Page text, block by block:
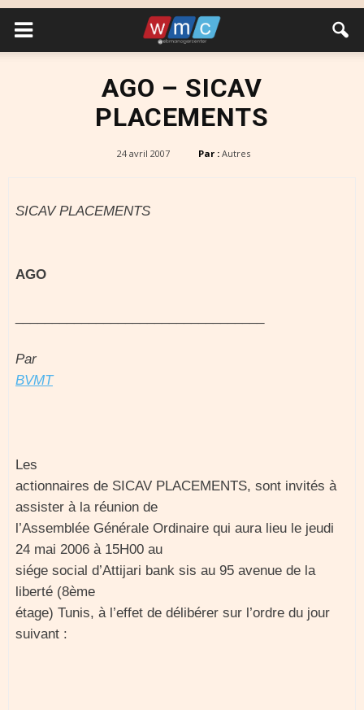
AGO – SICAV
PLACEMENTS
24 avril 2007 Par : Autres
SICAV PLACEMENTS
AGO
Par
BVMT
Les
actionnaires de SICAV PLACEMENTS, sont invités à
assister à la réunion de
l’Assemblée Générale Ordinaire qui aura lieu le jeudi
24 mai 2006 à 15H00 au
siége social d’Attijari bank sis au 95 avenue de la
liberté (8ème
étage) Tunis, à l’effet de délibérer sur l’ordre du jour
suivant :